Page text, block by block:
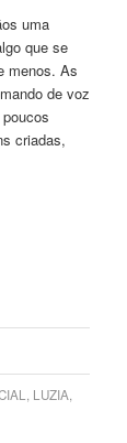
uma
que se
menos. As
de voz
criadas,
LUZIA